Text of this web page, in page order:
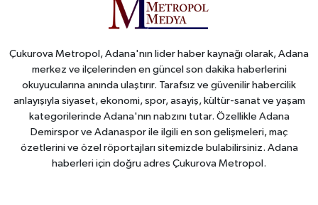
Çukurova Metropol, Adana'nın lider haber kaynağı olarak, Adana
merkez ve ilçelerinden en güncel son dakika haberlerini
okuyucularına anında ulaştırır. Tarafsız ve güvenilir habercilik
anlayışıyla siyaset, ekonomi, spor, asayiş, kültür-sanat ve yaşam
kategorilerinde Adana'nın nabzını tutar. Özellikle Adana
Demirspor ve Adanaspor ile ilgili en son gelişmeleri, maç
özetlerini ve özel röportajları sitemizde bulabilirsiniz. Adana
haberleri için doğru adres Çukurova Metropol.